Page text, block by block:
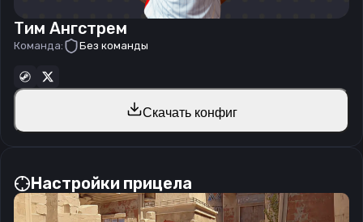
Тим Ангстрем
Команда: Без команды
Скачать конфиг
Настройки прицела